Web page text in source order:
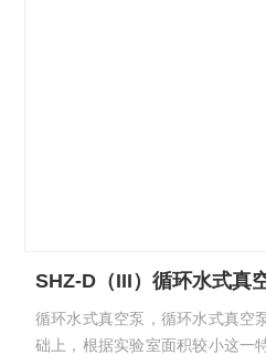
SHZ-D（III）循环水式真
循环水式真空泵，循环水式真空
础上，根据实验室面积较小这一